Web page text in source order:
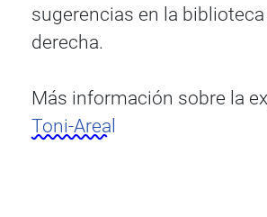
sugerencias en la
derecha.
Más información sobre la
Toni-Areal